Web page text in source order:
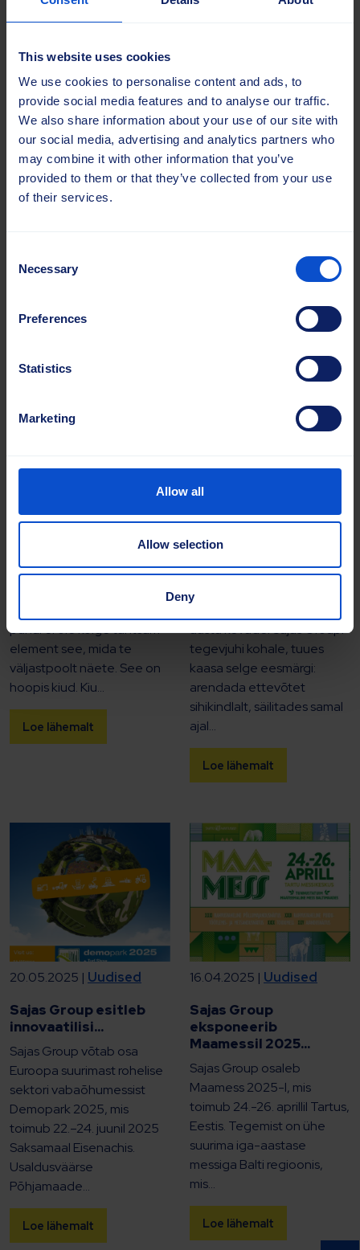
This website uses cookies
We use cookies to personalise content and ads, to
provide social media features and to analyse our traffic.
We also share information about your use of our site with
our social media, advertising and analytics partners who
may combine it with other information that you’ve
provided to them or that they’ve collected from your use
of their services.
Selection
Necessary
Preferences
Statistics
Marketing
Allow all
Allow selection
Deny
AgriTechnica 2025
messil
Sajas Group osaleb 9.-15.
november 2025 Saksamaal
Hannoveris toimuval
maailma juhtival
põllumajandusmasinate ja -
Agritechnica kui
Loe lähemalt
inter airport Europe
2025...
Selle aasta oktoobris
koguneb ülemaailmne
lennuväljatööstus
Münchenis inter airport
tehnoloogia, disaini ja...
Miks harja kiudude
puhul ei ole kõige tähtsam
element see, mida te
väljastpoolt näete. See on
hoopis kiud. Kiu...
Loe lähemalt
17.06.2025 |
Markuse juhtimisel
aasta kevadel Sajas Groupi
tegevjuhi kohale, tuues
kaasa selge eesmärgi:
arendada ettevõtet
sihikindlalt, säilitades samal
ajal...
Loe lähemalt
20.05.2025 | Uudised
Sajas Group esitleb
innovaatilisi...
Sajas Group võtab osa
Euroopa suurimast rohelise
sektori vabaõhumessist
Demopark 2025, mis
toimub 22.–24. juunil 2025
Saksamaal Eisenachis.
Usaldusväärse
Põhjamaade...
Loe lähemalt
16.04.2025 | Uudised
Sajas Group
eksponeerib
Maamessil 2025...
Sajas Group osaleb
Maamess 2025-l, mis
toimub 24.-26. aprillil Tartus,
Eestis. Tegemist on ühe
suurima iga-aastase
messiga Balti regioonis,
mis...
Loe lähemalt